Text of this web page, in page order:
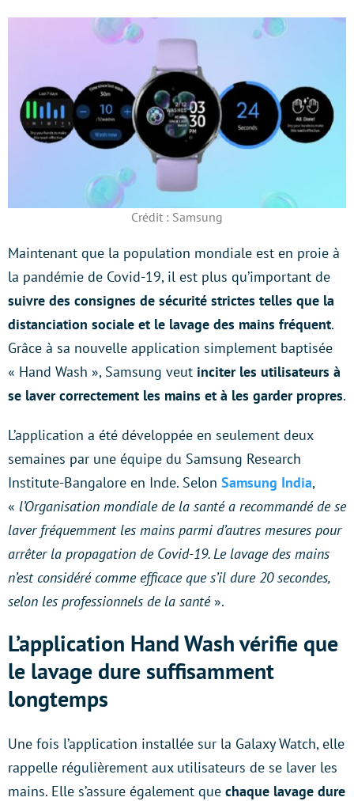
Crédit : Samsung
Maintenant que la population mondiale est en proie à
la pandémie de Covid-19, il est plus qu’important de
suivre des consignes de sécurité strictes telles que la
distanciation sociale et le lavage des mains fréquent.
Grâce à sa nouvelle application simplement baptisée
« Hand Wash », Samsung veut inciter les utilisateurs à
se laver correctement les mains et à les garder propres.
L’application a été développée en seulement deux
semaines par une équipe du Samsung Research
Institute-Bangalore en Inde. Selon Samsung India,
« l’Organisation mondiale de la santé a recommandé de se
laver fréquemment les mains parmi d’autres mesures pour
arrêter la propagation de Covid-19. Le lavage des mains
n’est considéré comme efficace que s’il dure 20 secondes,
selon les professionnels de la santé».
L’application Hand Wash vérifie que
le lavage dure suffisamment
longtemps
Une fois l’application installée sur la Galaxy Watch, elle
rappelle régulièrement aux utilisateurs de se laver les
mains. Elle s’assure également que chaque lavage dure